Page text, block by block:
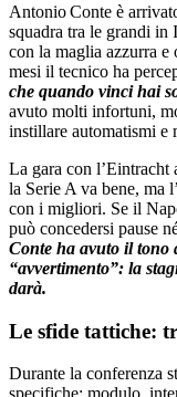
Antonio Conte è
squadra tra le grandi
con la maglia azzurra e
mesi il tecnico ha
che quando vinci hai
avuto molti infortuni,
instillare automatismi e
La gara con l’Eintracht
la Serie A va bene, ma
con i migliori. Se il
può concedersi pause
Conte ha avuto il tono
“avvertimento”: la
darà.
Le sfide tattiche:
Durante la conferenza